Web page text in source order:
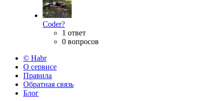
Coder?
1 ответ
0 вопросов
© Habr
О сервисе
Правила
Обратная связь
Блог